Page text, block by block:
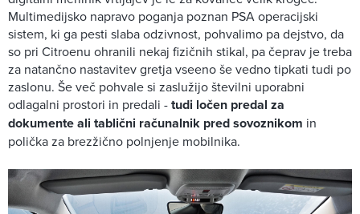
Multimedijsko napravo poganja poznan PSA operacijski
sistem, ki ga pesti slaba odzivnost, pohvalimo pa dejstvo, da
so pri Citroenu ohranili nekaj fizičnih stikal, pa čeprav je treba
za natančno nastavitev gretja vseeno še vedno tipkati tudi po
zaslonu. Še več pohvale si zaslužijo številni uporabni
odlagalni prostori in predali -tudi ločen predal za
dokumente ali tablični računalnik pred sovoznikom in
polička za brezžično polnjenje mobilnika.